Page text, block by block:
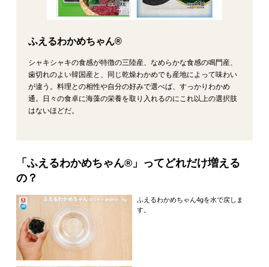
ふえるわかめちゃん®
シャキシャキの食感が特徴の三陸産、なめらかな食感の鳴門産、
歯切れのよい韓国産と、同じ乾燥わかめでも産地によって味わい
が違う。料理との相性や自分の好みで選べば、すっかりわかめ
通。日々の食卓に海藻の栄養を取り入れるのにこれ以上の選択肢
はないほどだ。
「ふえるわかめちゃん®︎」ってどれだけ増える
の？
ふえるわかめちゃん4gを水で戻しま
す。